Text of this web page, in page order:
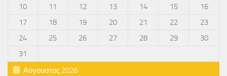
Αύγουστος 2026
10
11 12 13 14 15
16
17
18 19 20 21 22
23
24
25 26 27 28 29
30
31